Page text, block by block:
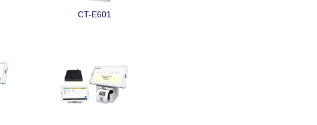
CT-E601